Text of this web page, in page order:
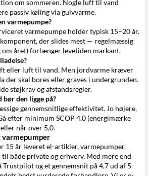
om sommeren. Nogle luft til vand
passiv køling via gulvvarme.
varmepumpe?
varmepumpe holder typisk 15–20 år.
der slides mest — regelmæssig
om året) forlænger levetiden markant.
eller luft til vand. Men jordvarme kræver
der skal bores eller graves i undergrunden.
støjkrav og afstandsregler.
bør den ligge på?
gennemsnitlige effektivitet. Jo højere,
efter minimum SCOP 4,0 (energimærke
når over 5,0.
varmepumper
15 år leveret el-artikler, varmepumper,
både private og erhverv. Med mere end
Trustpilot og et gennemsnit på 4,7 ud af 5